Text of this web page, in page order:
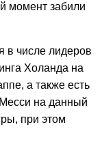
момент забили
в числе лидеров
Холанда на
а также есть
на данный
при этом